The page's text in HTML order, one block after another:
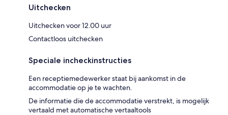
Uitchecken
Uitchecken voor 12.00 uur
Contactloos uitchecken
Speciale incheckinstructies
Een receptiemedewerker staat bij aankomst in de
accommodatie op je te wachten.
De informatie die de accommodatie verstrekt, is mogelijk
vertaald met automatische vertaaltools